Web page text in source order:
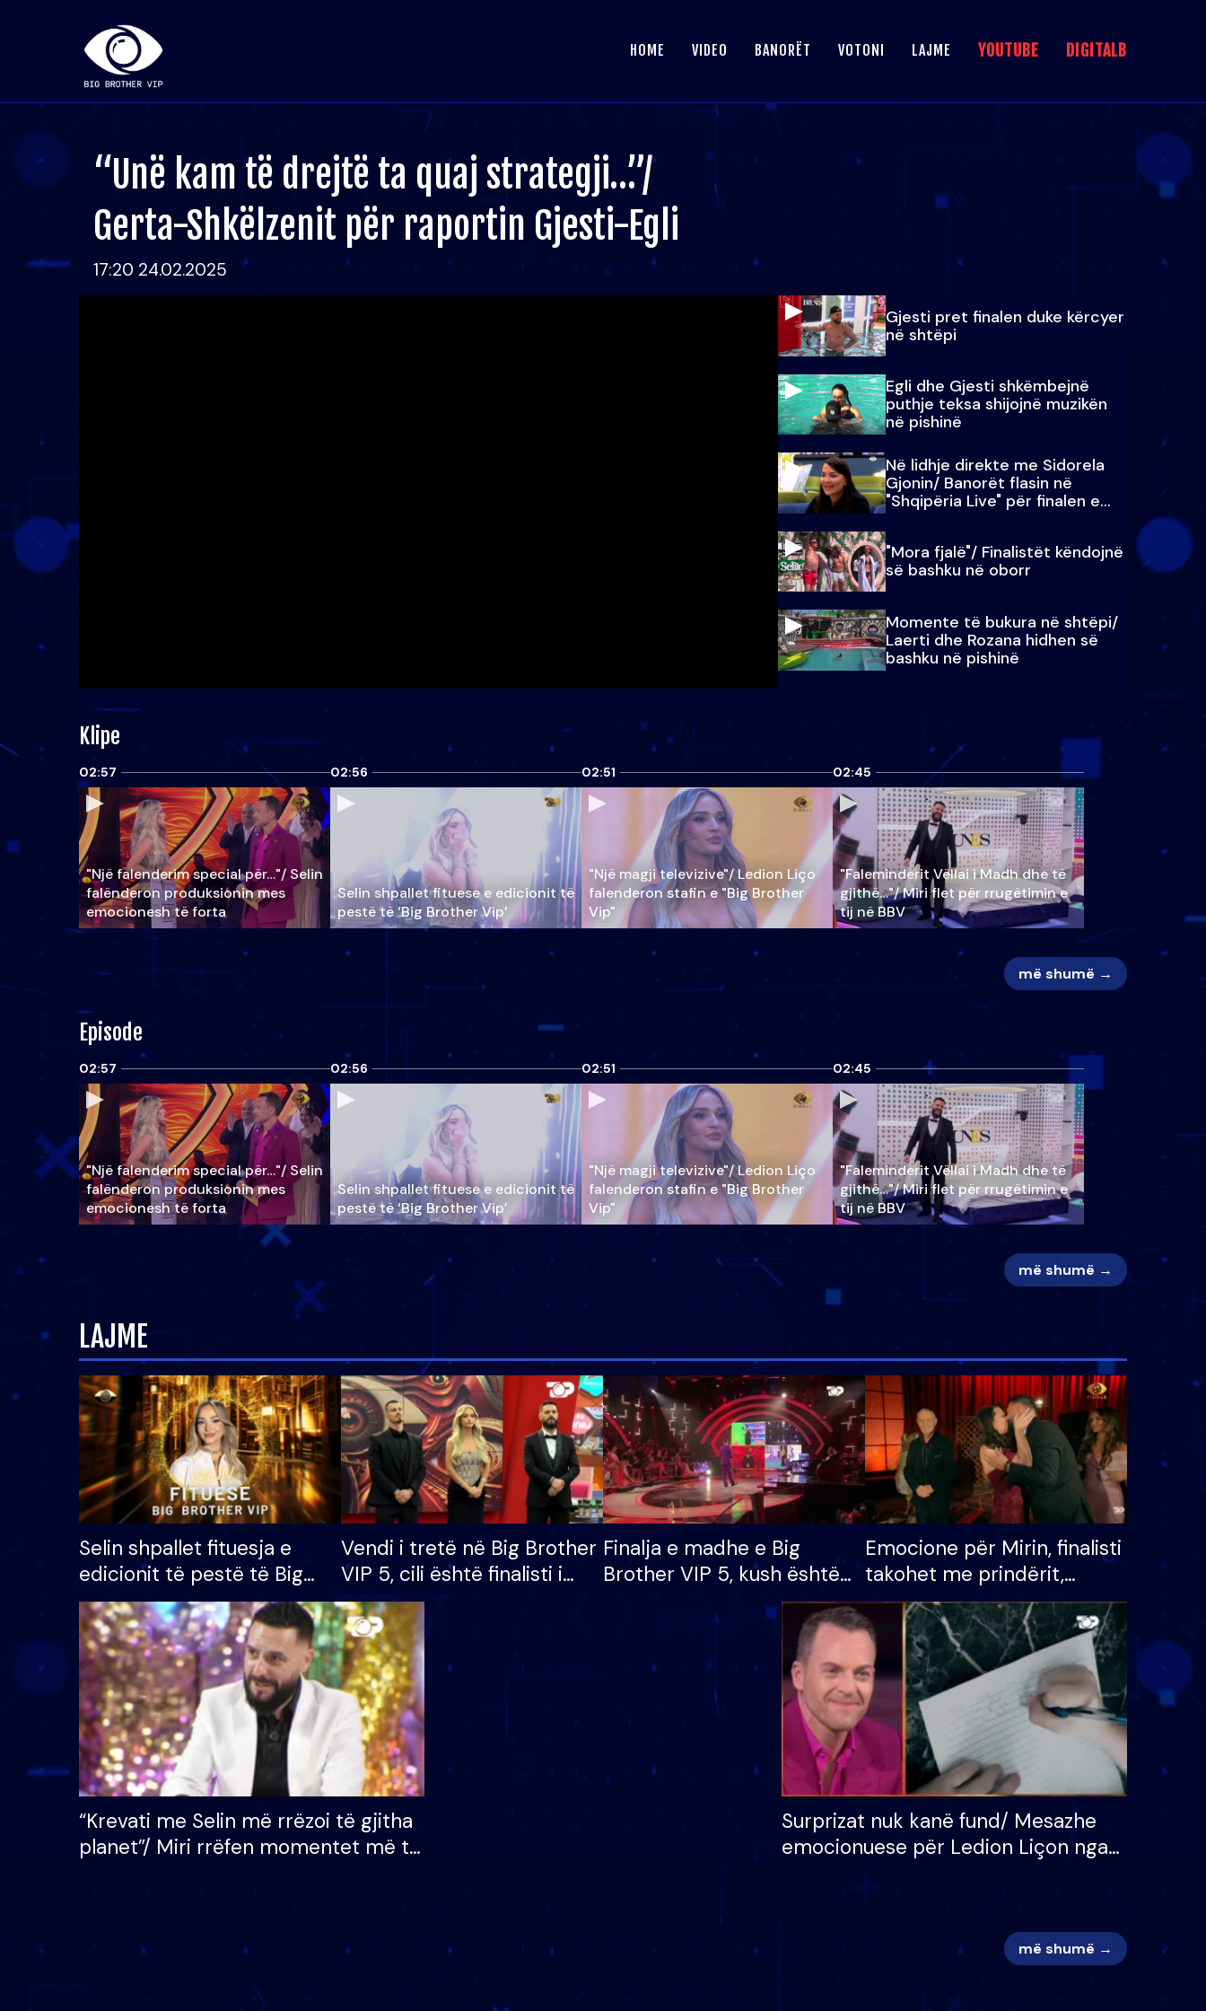
HOME VIDEO BANORËT VOTONI LAJME YOUTUBE DIGITALB
“Unë kam të drejtë ta quaj strategji…”/
Gerta-Shkëlzenit për raportin Gjesti-Egli
17:20 24.02.2025
Gjesti pret finalen duke kërcyer
në shtëpi
Egli dhe Gjesti shkëmbejnë
puthje teksa shijojnë muzikën
në pishinë
Në lidhje direkte me Sidorela
Gjonin/ Banorët flasin në
"Shqipëria Live" për finalen e
madhe
"Mora fjalë"/ Finalistët këndojnë
së bashku në oborr
Momente të bukura në shtëpi/
Laerti dhe Rozana hidhen së
bashku në pishinë
Klipe
02:57
"Një falenderim special për…"/ Selin
falënderon produksionin mes
emocionesh të forta
02:56
Selin shpallet fituese e edicionit të
pestë të ‘Big Brother Vip’
02:51
"Një magji televizive"/ Ledion Liço
falenderon stafin e "Big Brother
Vip"
02:45
"Faleminderit Vëllai i Madh dhe të
gjithë…"/ Miri flet për rrugëtimin e
tij në BBV
më shumë →
Episode
02:57
"Një falenderim special për…"/ Selin
falënderon produksionin mes
emocionesh të forta
02:56
Selin shpallet fituese e edicionit të
pestë të ‘Big Brother Vip’
02:51
"Një magji televizive"/ Ledion Liço
falenderon stafin e "Big Brother
Vip"
02:45
"Faleminderit Vëllai i Madh dhe të
gjithë…"/ Miri flet për rrugëtimin e
tij në BBV
më shumë →
LAJME
Selin shpallet fituesja e
edicionit të pestë të Big
Brother VIP, rrëmben
çmimin e madh prej 100
mijë eurosh
Vendi i tretë në Big Brother
VIP 5, cili është finalisti i
radhës që lë shtëpinë
Finalja e madhe e Big
Brother VIP 5, kush është
banori i parë që lë shtëpinë
dhe humb mundësinë për
të fituar çmimin e madh
Emocione për Mirin, finalisti
takohet me prindërit,
vajzën dhe bashkëshorten:
S’kemi ndonjë letër divorci
apo jo?
“Krevati me Selin më rrëzoi të gjitha
planet”/ Miri rrëfen momentet më të
mungojë zilja e mëngjesit kur…
Surprizat nuk kanë fund/ Mesazhe
emocionuese për Ledion Liçon nga
më shumë →